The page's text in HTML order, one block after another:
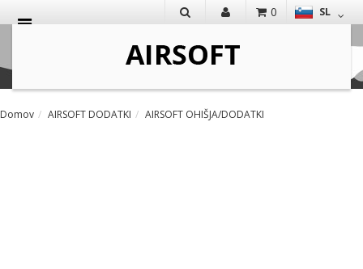
SL
0
Domov AIRSOFT DODATKI AIRSOFT OHIŠJA/DODATKI